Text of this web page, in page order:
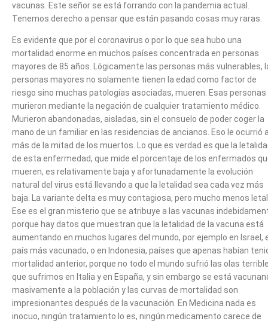
vacunas. Este señor se está forrando con la pandemia actual.
Tenemos derecho a pensar que están pasando cosas muy raras.
Es evidente que por el coronavirus o por lo que sea hubo una
mortalidad enorme en muchos países concentrada en personas
mayores de 85 años. Lógicamente las personas más vulnerables,
personas mayores no solamente tienen la edad como factor de
riesgo sino muchas patologías asociadas, mueren. Esas personas
murieron mediante la negación de cualquier tratamiento médico.
Murieron abandonadas, aisladas, sin el consuelo de poder coger la
mano de un familiar en las residencias de ancianos. Eso le ocurrió
más de la mitad de los muertos. Lo que es verdad es que la
de esta enfermedad, que mide el porcentaje de los enfermados
mueren, es relativamente baja y afortunadamente la evolución
natural del virus está llevando a que la letalidad sea cada vez más
baja. La variante delta es muy contagiosa, pero mucho menos
Ese es el gran misterio que se atribuye a las vacunas
porque hay datos que muestran que la letalidad de la vacuna está
aumentando en muchos lugares del mundo, por ejemplo en Israel,
país más vacunado, o en Indonesia, países que apenas habían
mortalidad anterior, porque no todo el mundo sufrió las olas
que sufrimos en Italia y en España, y sin embargo se está
masivamente a la población y las curvas de mortalidad son
impresionantes después de la vacunación. En Medicina nada es
inocuo, ningún tratamiento lo es, ningún medicamento carece de